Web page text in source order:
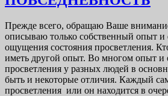
Прежде всего, обращаю Ваше
описываю только собственный опыт и
ощущения состояния просветления.
иметь другой опыт. Во многом опыт
просветления у разных людей в
быть и некоторые отличия. Каждый
просветления или он находится в